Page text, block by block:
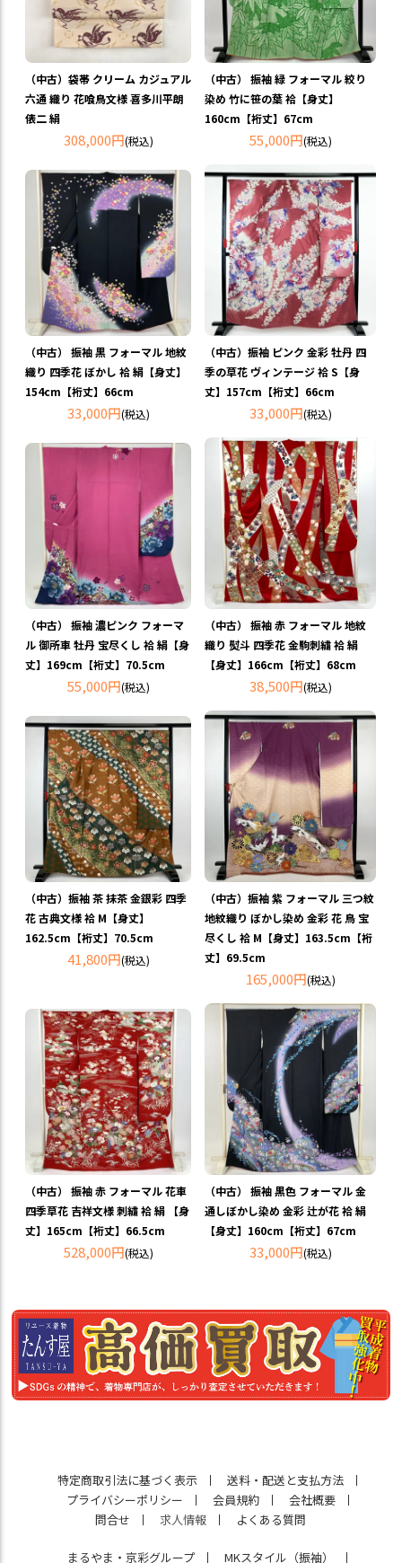
（中古）袋帯 クリーム カジュアル
六通 織り 花喰鳥文様 喜多川平朗
俵二 絹
308,000円(税込)
（中古） 振袖 緑 フォーマル 絞り
染め 竹に笹の葉 袷【身丈】
160cm【裄丈】67cm
55,000円(税込)
（中古） 振袖 黒 フォーマル 地紋
織り 四季花 ぼかし 袷 絹【身丈】
154cm【裄丈】66cm
33,000円(税込)
（中古）振袖 ピンク 金彩 牡丹 四
季の草花 ヴィンテージ 袷 S【身
丈】157cm【裄丈】66cm
33,000円(税込)
（中古） 振袖 濃ピンク フォーマ
ル 御所車 牡丹 宝尽くし 袷 絹【身
丈】169cm【裄丈】70.5cm
55,000円(税込)
（中古） 振袖 赤 フォーマル 地紋
織り 熨斗 四季花 金駒刺繍 袷 絹
【身丈】166cm【裄丈】68cm
38,500円(税込)
（中古）振袖 茶 抹茶 金銀彩 四季
花 古典文様 袷 M【身丈】
162.5cm【裄丈】70.5cm
41,800円(税込)
（中古）振袖 紫 フォーマル 三つ紋
地紋織り ぼかし染め 金彩 花 鳥 宝
尽くし 袷 M【身丈】163.5cm【裄
丈】69.5cm
165,000円(税込)
（中古） 振袖 赤 フォーマル 花車
四季草花 吉祥文様 刺繍 袷 絹 【身
丈】165cm【裄丈】66.5cm
528,000円(税込)
（中古） 振袖 黒色 フォーマル 金
通しぼかし染め 金彩 辻が花 袷 絹
【身丈】160cm【裄丈】67cm
33,000円(税込)
特定商取引法に基づく表示
送料・配送と支払方法
プライバシーポリシー
会員規約
会社概要
問合せ
求人情報 よくある質問
まるやま・京彩グループ MKスタイル（振袖）